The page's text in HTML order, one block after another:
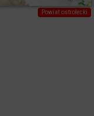
Powiat ostrołecki